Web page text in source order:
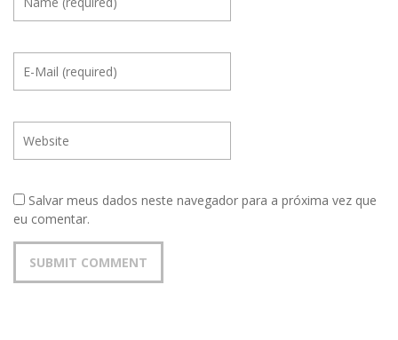
Salvar meus dados neste navegador para a próxima vez que
eu comentar.